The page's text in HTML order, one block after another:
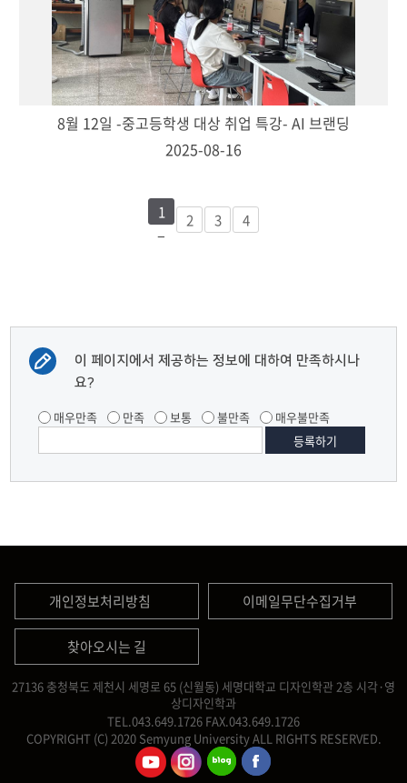
8월 12일 -중고등학생 대상 취업 특강- AI 브랜딩
2025-08-16
1 2 3 4
이 페이지에서 제공하는 정보에 대하여 만족하시나
요?
매우만족 만족 보통 불만족 매우불만족
개인정보처리방침 이메일무단수집거부
찾아오시는 길
27136 충청북도 제천시 세명로 65 (신월동) 세명대학교 디자인학관 2층 시각·영
상디자인학과
TEL.043.649.1726 FAX.043.649.1726
COPYRIGHT (C) 2020 Semyung University ALL RIGHTS RESERVED.